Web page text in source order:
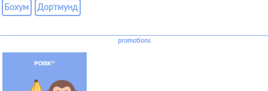
Бохум
Дортмунд
promotions